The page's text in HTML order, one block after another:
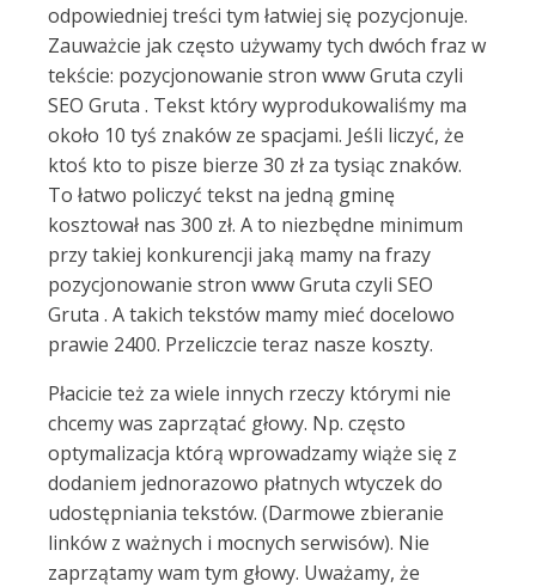
odpowiedniej treści tym łatwiej się pozycjonuje.
Zauważcie jak często używamy tych dwóch fraz w
tekście: pozycjonowanie stron www Gruta czyli
SEO Gruta . Tekst który wyprodukowaliśmy ma
około 10 tyś znaków ze spacjami. Jeśli liczyć, że
ktoś kto to pisze bierze 30 zł za tysiąc znaków.
To łatwo policzyć tekst na jedną gminę
kosztował nas 300 zł. A to niezbędne minimum
przy takiej konkurencji jaką mamy na frazy
pozycjonowanie stron www Gruta czyli SEO
Gruta . A takich tekstów mamy mieć docelowo
prawie 2400. Przeliczcie teraz nasze koszty.
Płacicie też za wiele innych rzeczy którymi nie
chcemy was zaprzątać głowy. Np. często
optymalizacja którą wprowadzamy wiąże się z
dodaniem jednorazowo płatnych wtyczek do
udostępniania tekstów. (Darmowe zbieranie
linków z ważnych i mocnych serwisów). Nie
zaprzątamy wam tym głowy. Uważamy, że